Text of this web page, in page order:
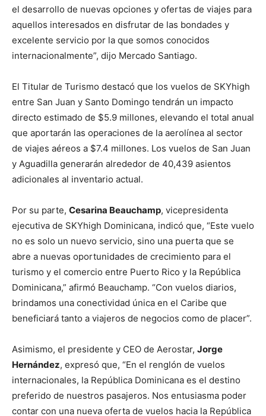
el desarrollo de nuevas opciones y ofertas de viajes para
aquellos interesados en disfrutar de las bondades y
excelente servicio por la que somos conocidos
internacionalmente”, dijo Mercado Santiago.
El Titular de Turismo destacó que los vuelos de SKYhigh
entre San Juan y Santo Domingo tendrán un impacto
directo estimado de $5.9 millones, elevando el total anual
que aportarán las operaciones de la aerolínea al sector
de viajes aéreos a $7.4 millones. Los vuelos de San Juan
y Aguadilla generarán alrededor de 40,439 asientos
adicionales al inventario actual.
Por su parte, Cesarina Beauchamp, vicepresidenta
ejecutiva de SKYhigh Dominicana, indicó que, “Este vuelo
no es solo un nuevo servicio, sino una puerta que se
abre a nuevas oportunidades de crecimiento para el
turismo y el comercio entre Puerto Rico y la República
Dominicana,” afirmó Beauchamp. “Con vuelos diarios,
brindamos una conectividad única en el Caribe que
beneficiará tanto a viajeros de negocios como de placer”.
Asimismo, el presidente y CEO de Aerostar, Jorge
Hernández, expresó que, “En el renglón de vuelos
internacionales, la República Dominicana es el destino
preferido de nuestros pasajeros. Nos entusiasma poder
contar con una nueva oferta de vuelos hacia la República